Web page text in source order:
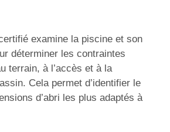
examine la piscine et son
déterminer les contraintes
terrain, à l’accès et à la
Cela permet d’identifier le
d’abri les plus adaptés à